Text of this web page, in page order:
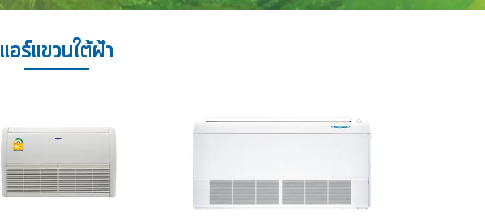
แอร์แขวนใต้ฝ้า